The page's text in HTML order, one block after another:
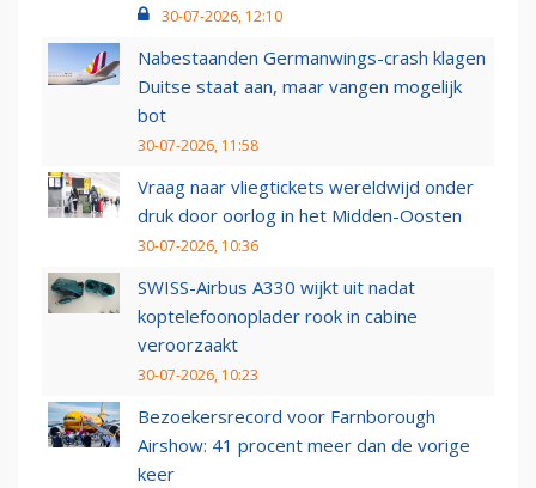
30-07-2026, 12:10
Nabestaanden Germanwings-crash klagen
Duitse staat aan, maar vangen mogelijk
bot
30-07-2026, 11:58
Vraag naar vliegtickets wereldwijd onder
druk door oorlog in het Midden-Oosten
30-07-2026, 10:36
SWISS-Airbus A330 wijkt uit nadat
koptelefoonoplader rook in cabine
veroorzaakt
30-07-2026, 10:23
Bezoekersrecord voor Farnborough
Airshow: 41 procent meer dan de vorige
keer